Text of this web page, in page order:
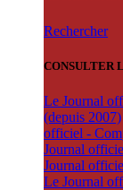
Rechercher
CONSULTER
Le Journal
(depuis 2007)
officiel -
Journal
Journal
Le Journal